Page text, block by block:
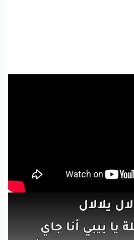
يلالال
يا بيبي أنا جاي